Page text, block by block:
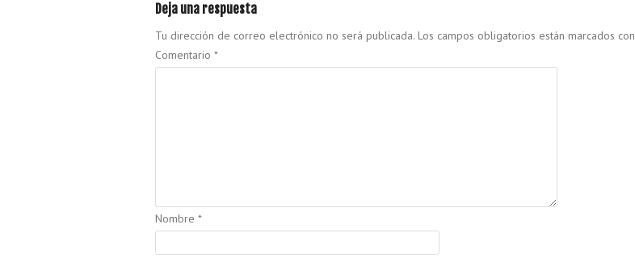
Deja una respuesta
Tu dirección de correo electrónico no será publicada. Los campos obligatorios están marcados con
Comentario *
Nombre *